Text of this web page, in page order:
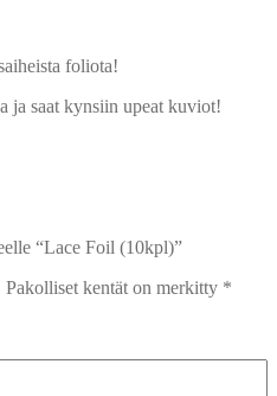
foliota!
ja saat kynsiin upeat kuviot!
“Lace Foil (10kpl)”
Pakolliset kentät on merkitty *